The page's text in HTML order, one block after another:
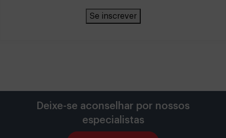
Se inscrever
Deixe-se aconselhar por nossos
especialistas